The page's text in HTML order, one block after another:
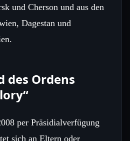
und Cherson und aus den
Dagestan und
des Ordens
per Präsidialverfügung
sich an Eltern oder